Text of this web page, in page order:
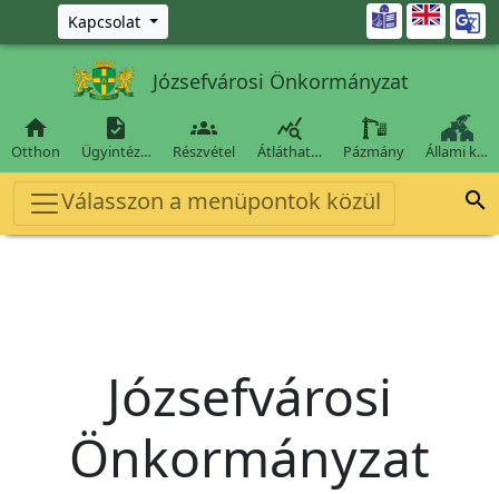
Ugrás a fő tartalomra
Kapcsolat 
Józsefvárosi Önkormányzat

Otthon

Ügyintéz…

Részvétel

Átláthat… Pázmány Állami k…
Válasszon a menüpontok közül 
Józsefvárosi
Önkormányzat